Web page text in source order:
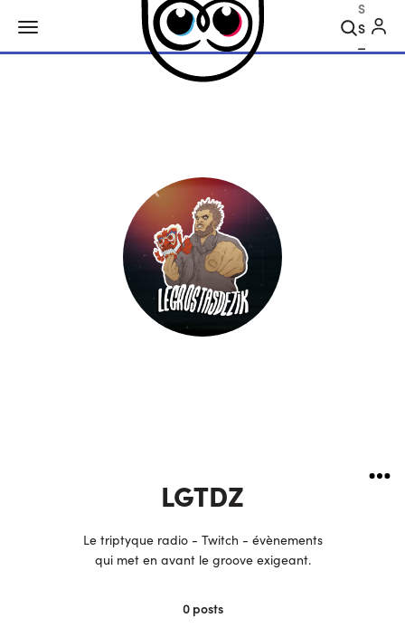
Search
LGTDZ
Le triptyque radio - Twitch - évènements
qui met en avant le groove exigeant.
0 posts